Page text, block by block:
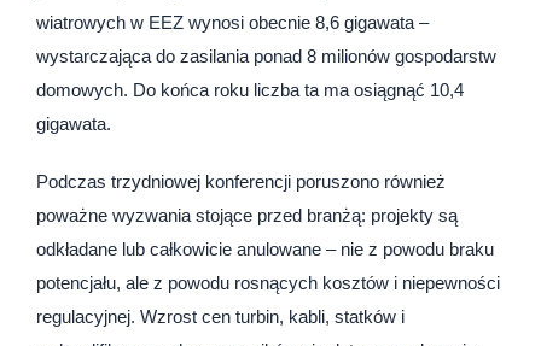
wiatrowych w EEZ wynosi obecnie 8,6 gigawata –
wystarczająca do zasilania ponad 8 milionów gospodarstw
domowych. Do końca roku liczba ta ma osiągnąć 10,4
gigawata.
Podczas trzydniowej konferencji poruszono również
poważne wyzwania stojące przed branżą: projekty są
odkładane lub całkowicie anulowane – nie z powodu braku
potencjału, ale z powodu rosnących kosztów i niepewności
regulacyjnej. Wzrost cen turbin, kabli, statków i